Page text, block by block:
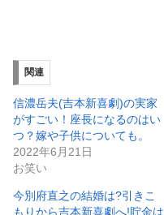
み
中…
関連
信濃岳夫(吉本新喜劇)の実家
がすごい！座長になるのはい
つ？嫁や子供についても。
2022年6月21日
お笑い
今別府直之の結婚は?引きこ
もりから吉本新喜劇へ!貯金は